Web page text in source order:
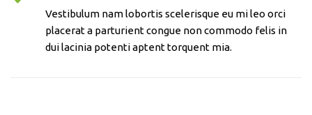
Vestibulum nam lobortis scelerisque eu mi leo orci
placerat a parturient congue non commodo felis in
dui lacinia potenti aptent torquent mia.